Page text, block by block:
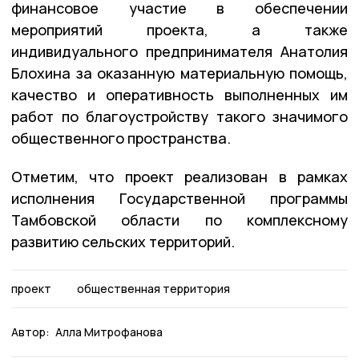
финансовое участие в обеспечении
мероприятий проекта, а также
индивидуального предпринимателя Анатолия
Блохина за оказанную материальную помощь,
качество и оперативность выполненных им
работ по благоустройству такого значимого
общественного пространства.
Отметим, что проект реализован в рамках
исполнения Государственной программы
Тамбовской области по комплексному
развитию сельских территорий.
проект общественная территория
Автор: Алла Митрофанова